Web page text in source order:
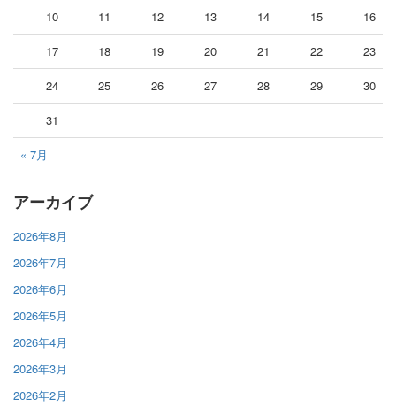
« 7月
10 11 12 13 14 15 16
17 18 19 20 21 22 23
24 25 26 27 28 29 30
31
アーカイブ
2026年8月
2026年7月
2026年6月
2026年5月
2026年4月
2026年3月
2026年2月